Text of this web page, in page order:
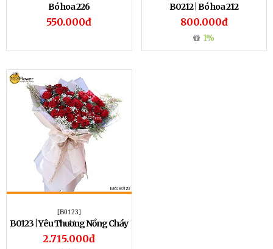
Bó hoa 226
550.000đ
B0212 | Bó hoa 212
800.000đ
1%
[B0123]
B0123 | Yêu Thương Nồng Cháy
2.715.000đ